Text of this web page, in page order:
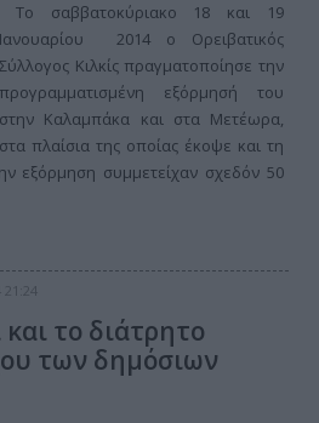
Το σαββατοκύριακο 18 και 19
Ιανουαρίου 2014 ο Ορειβατικός
Σύλλογος Κιλκίς πραγματοποίησε την
προγραμματισμένη εξόρμησή του
στην Καλαμπάκα και στα Μετέωρα,
στα πλαίσια της οποίας έκοψε και τη
εξόρμηση συμμετείχαν σχεδόν 50
το διάτρητο
των δημόσιων